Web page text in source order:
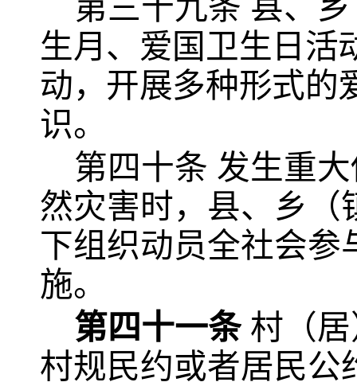
第三十九条 县、
生月、爱国卫生日活
动，开展多种形式的
识。
第四十条 发生重
然灾害时，县、乡（
下组织动员全社会参
施。
第四十一条 村（
村规民约或者居民公